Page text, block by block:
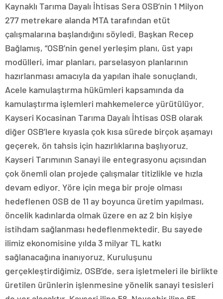
Kaynaklı Tarıma Dayalı İhtisas Sera OSB’nin 1 Milyon
277 metrekare alanda MTA tarafından etüt
çalışmalarına başlandığını söyledi. Başkan Recep
Bağlamış, “OSB’nin genel yerleşim planı, üst yapı
modülleri, imar planları, parselasyon planlarının
hazırlanması amacıyla da yapılan ihale sonuçlandı.
Acele kamulaştırma hükümleri kapsamında da
kamulaştırma işlemleri mahkemelerce yürütülüyor.
Kayseri Kocasinan Tarıma Dayalı İhtisas OSB olarak
diğer OSB’lere kıyasla çok kısa sürede birçok aşamayı
geçerek, ön tahsis için hazırlıklarına başlıyoruz.
Kayseri Tarımının Sanayi ile entegrasyonu açısından
çok önemli olan projede çalışmalar titizlikle ve hızla
devam ediyor. Yöre için mega bir proje olması
hedeflenen OSB de 11 ay boyunca üretim yapılması,
öncelik kadınlarda olmak üzere en az 2 bin kişiye
istihdam sağlanması hedeflenmektedir. Bu sayede
ilimiz ekonomisine yılda 3 milyar TL katkı
sağlanacağına inanıyoruz. Kuruluşunu
gerçekleştirdiğimiz, OSB’de, sera işletmeleri ile birlikte
üretilen ürünlerin işlenmesine yönelik sanayi tesisleri